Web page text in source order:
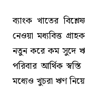
ব্যাংক খাতের
নেওয়া মধ্যবিত্ত
নতুন করে কম সুদে
পরিবার আর্থিক
মধ্যেও খুচরা ঋণ